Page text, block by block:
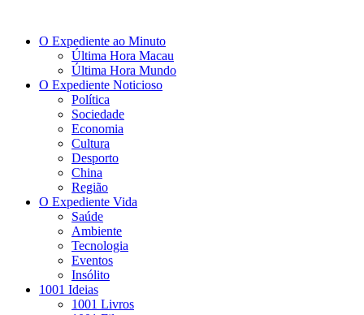
O Expediente ao Minuto
Última Hora Macau
Última Hora Mundo
O Expediente Noticioso
Política
Sociedade
Economia
Cultura
Desporto
China
Região
O Expediente Vida
Saúde
Ambiente
Tecnologia
Eventos
Insólito
1001 Ideias
1001 Livros